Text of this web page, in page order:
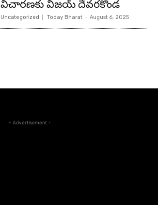
విచారణకు విజయ్ దేవరకొండ
Uncategorized Today Bharat - August 6, 2025
- Advertisement -